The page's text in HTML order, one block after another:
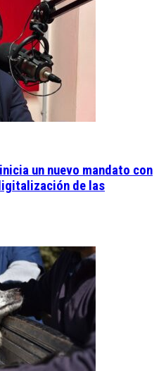
un nuevo mandato con
de las